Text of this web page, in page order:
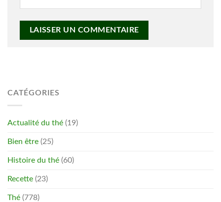
CATÉGORIES
Actualité du thé (19)
Bien être (25)
Histoire du thé (60)
Recette (23)
Thé (778)